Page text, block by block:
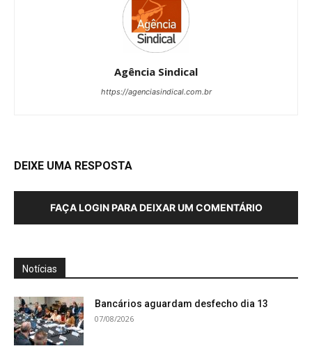
Agência Sindical
https://agenciasindical.com.br
DEIXE UMA RESPOSTA
FAÇA LOGIN PARA DEIXAR UM COMENTÁRIO
Notícias
Bancários aguardam desfecho dia 13
07/08/2026